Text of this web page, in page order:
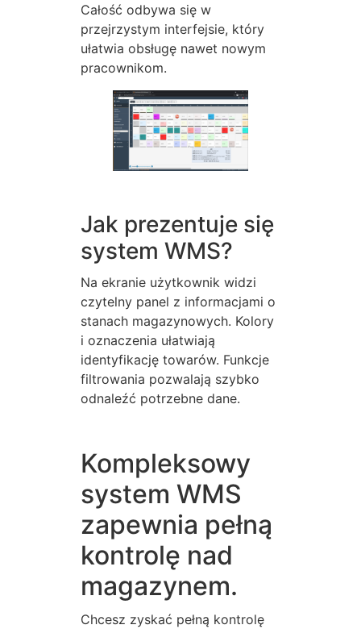
Całość odbywa się w
przejrzystym interfejsie, który
ułatwia obsługę nawet nowym
pracownikom.
Jak prezentuje się
system WMS?
Na ekranie użytkownik widzi
czytelny panel z informacjami o
stanach magazynowych. Kolory
i oznaczenia ułatwiają
identyfikację towarów. Funkcje
filtrowania pozwalają szybko
odnaleźć potrzebne dane.
Kompleksowy
system WMS
zapewnia pełną
kontrolę nad
magazynem.
Chcesz zyskać pełną kontrolę